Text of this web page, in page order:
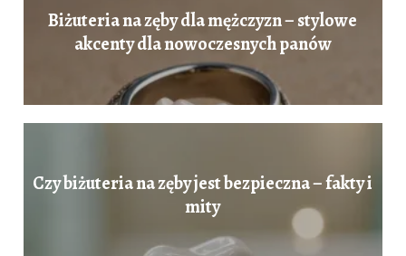
Biżuteria na zęby dla mężczyzn – stylowe
akcenty dla nowoczesnych panów
Czy biżuteria na zęby jest bezpieczna – fakty i
mity